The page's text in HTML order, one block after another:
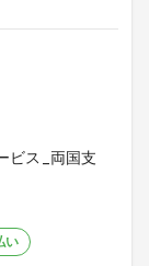
ビス_両国支
い